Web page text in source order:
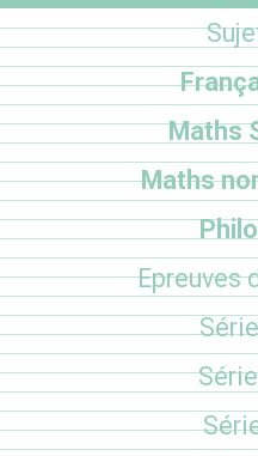
Maths
Maths
Epreuves
Série
Série